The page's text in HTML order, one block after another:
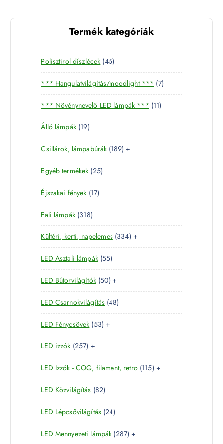
Termék kategóriák
Polisztirol díszlécek 454
5
t
e
r
m
k
*** Hangulatvilágítás/moodlight *** 77
t
r
é
*** Növénynevelő LED lámpák *** 111
1
e
m
k
Álló lámpák 191
9
t
e
r
m
é
k
Csillárok, lámpabúrák 1891
8
t
r
é
k
+
Egyéb termékek 252
5
e
m
é
k
Éjszakai fények 171
7
e
r
m
é
k
Fali lámpák 3183
1
8
t
e
r
m
é
k
Kültéri, kerti, napelemes 3343
3
t
r
é
+
LED Asztali lámpák 555
5
t
e
r
m
k
LED Bútorvilágítók 505
0
t
e
r
m
k
+
LED Csarnokvilágítás 484
8
e
m
é
k
LED Fénycsövek 535
3
e
r
m
é
k
+
LED izzók 2572
5
7
t
e
r
m
é
k
+
LED Izzók - COG, filament, retro 1151
1
t
r
+
LED Közvilágítás 828
2
t
e
r
LED Lépcsővilágítás 242
4
t
LED Mennyezeti lámpák 2872 +